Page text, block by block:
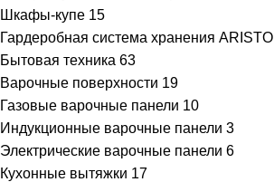
Шкафы-купе 15
Гардеробная система хранения ARISTO
Бытовая техника 63
Варочные поверхности 19
Газовые варочные панели 10
Индукционные варочные панели 3
Электрические варочные панели 6
Кухонные вытяжки 17